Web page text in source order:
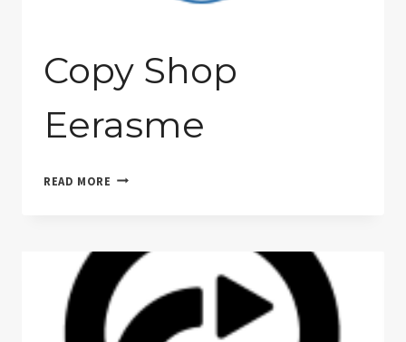
Copy Shop
Eerasme
READ MORE COPY